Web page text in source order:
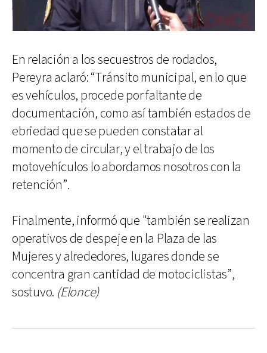
En relación a los secuestros de rodados,
Pereyra aclaró: “Tránsito municipal, en lo que
es vehículos, procede por faltante de
documentación, como así también estados de
ebriedad que se pueden constatar al
momento de circular, y el trabajo de los
motovehículos lo abordamos nosotros con la
retención”.
Finalmente, informó que "también se realizan
operativos de despeje en la Plaza de las
Mujeres y alrededores, lugares donde se
concentra gran cantidad de motociclistas”,
sostuvo. (Elonce)